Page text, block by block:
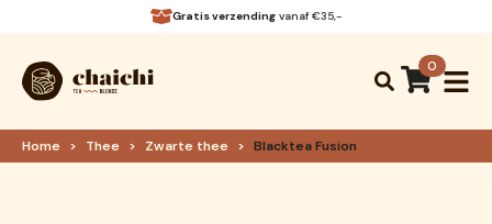
Gratis verzendingvanaf €35,-
for:
0
Home Thee Zwarte thee Blacktea Fusion